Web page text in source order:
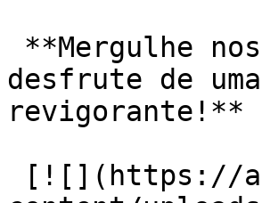
desfrute de
revigorante!**